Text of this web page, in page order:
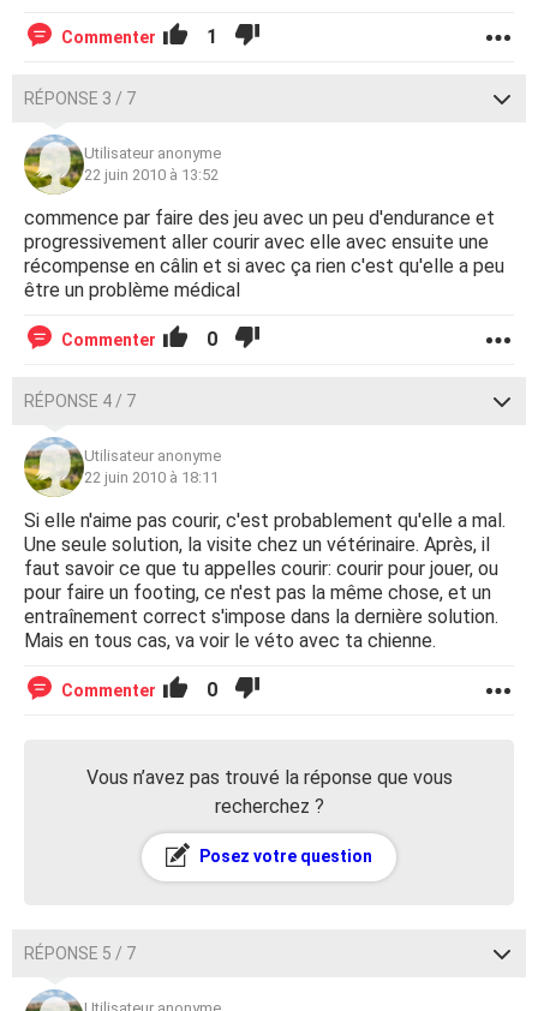
Commenter 1
RÉPONSE 3 / 7
Utilisateur anonyme
22 juin 2010 à 13:52
commence par faire des jeu avec un peu d'endurance et
progressivement aller courir avec elle avec ensuite une
récompense en câlin et si avec ça rien c'est qu'elle a peu
être un problème médical
Commenter 0
RÉPONSE 4 / 7
Utilisateur anonyme
22 juin 2010 à 18:11
Si elle n'aime pas courir, c'est probablement qu'elle a mal.
Une seule solution, la visite chez un vétérinaire. Après, il
faut savoir ce que tu appelles courir: courir pour jouer, ou
pour faire un footing, ce n'est pas la même chose, et un
entraînement correct s'impose dans la dernière solution.
Mais en tous cas, va voir le véto avec ta chienne.
Commenter 0
Vous n’avez pas trouvé la réponse que vous
recherchez ?
Posez votre question
RÉPONSE 5 / 7